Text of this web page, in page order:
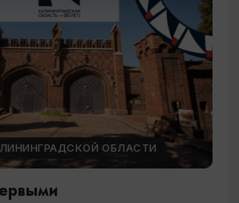
ОБЛАСТИ